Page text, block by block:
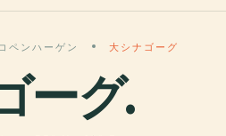
ペンハーゲン 大シナゴーグ
ーグ.